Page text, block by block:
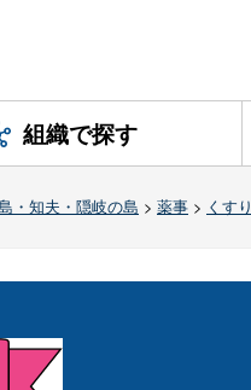
組織で探す
・知夫・隠岐の島 > 薬事 > くすり